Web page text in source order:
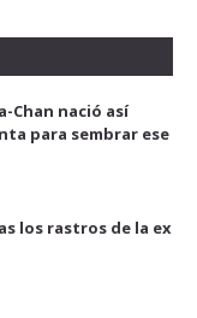
Chan nació así
para sembrar ese
los rastros de la ex